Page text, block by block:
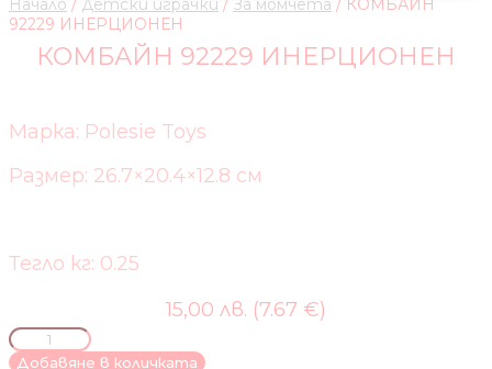
Начало / Детски играчки / За момчета / КОМБАЙН
92229 ИНЕРЦИОНЕН
КОМБАЙН 92229 ИНЕРЦИОНЕН
Марка: Polesie Toys
Размер: 26.7×20.4×12.8 см
Тегло кг: 0.25
15,00 лв. (7.67 €)
количество
заДобавяне в количката